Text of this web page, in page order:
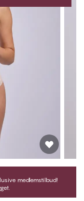
medlemstilbud!